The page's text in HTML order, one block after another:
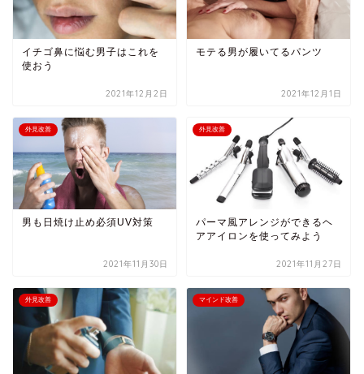
イチゴ鼻に悩む男子はこれを
使おう
2021年12月2日
モテる男が履いてるパンツ
2021年12月1日
外見改善
男も日焼け止め必須UV対策
2021年11月30日
外見改善
パーマ風アレンジができるヘ
アアイロンを使ってみよう
2021年11月27日
外見改善 マインド改善